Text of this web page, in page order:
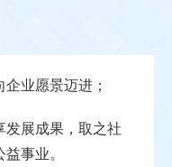
业愿景迈进；
发展成果，取之社
事业。